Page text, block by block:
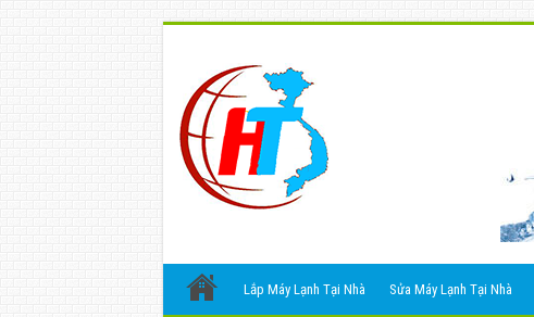
Lắp Máy Lạnh Tại Nhà Sửa Máy Lạnh Tại Nhà